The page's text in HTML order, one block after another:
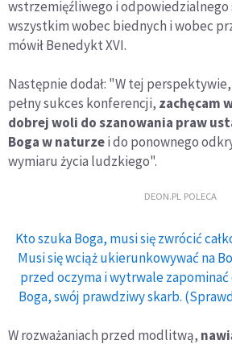
wstrzemięźliwego i
wszystkim wobec biednych i wobec
mówił Benedykt XVI.
Następnie dodał: "W tej
pełny sukces konferencji, zachęcam
dobrej woli do szanowania praw
Boga w naturzei do ponownego
wymiaru życia ludzkiego".
DEON.PL POLECA
Kto szuka Boga, musi się zwrócić
Musi się wciąż ukierunkowywać na
przed oczyma i wytrwale zapominać
Boga, swój prawdziwy skarb.
W rozważaniach przed modlitwą,